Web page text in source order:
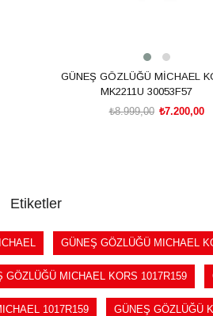
GÜNEŞ GÖZLÜĞÜ MİCHAEL
MK2211U 30053F57
₺7.200,00
₺8.999,00
Etiketler
GÜNEŞ GÖZLÜĞÜ MICHAEL
GÖZLÜĞÜ MICHAEL KORS 1017R159
1017R159 GÜNEŞ GÖZLÜĞÜ